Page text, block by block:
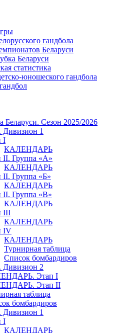
гандбола
Беларуси
Беларуси
статистика
юношеского гандбола
Беларуси. Сезон 2025/2026
1
I
КАЛЕНДАРЬ
II. Группа «А»
КАЛЕНДАРЬ
II. Группа «Б»
КАЛЕНДАРЬ
II. Группа «В»
КАЛЕНДАРЬ
III
КАЛЕНДАРЬ
IV
КАЛЕНДАРЬ
Турнирная таблица
Список бомбардиров
2
Этап I
Этап II
таблица
бомбардиров
1
I
КАЛЕНДАРЬ